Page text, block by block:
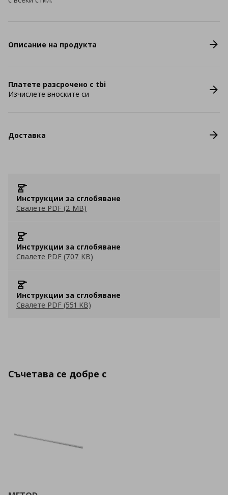
Описание на продукта
Платете разсрочено с tbi
Изчислете вноските си
Доставка
Инструкции за сглобяване
Свалете PDF (2 MB)
Инструкции за сглобяване
Свалете PDF (707 KB)
Инструкции за сглобяване
Свалете PDF (551 KB)
Съчетава се добре с